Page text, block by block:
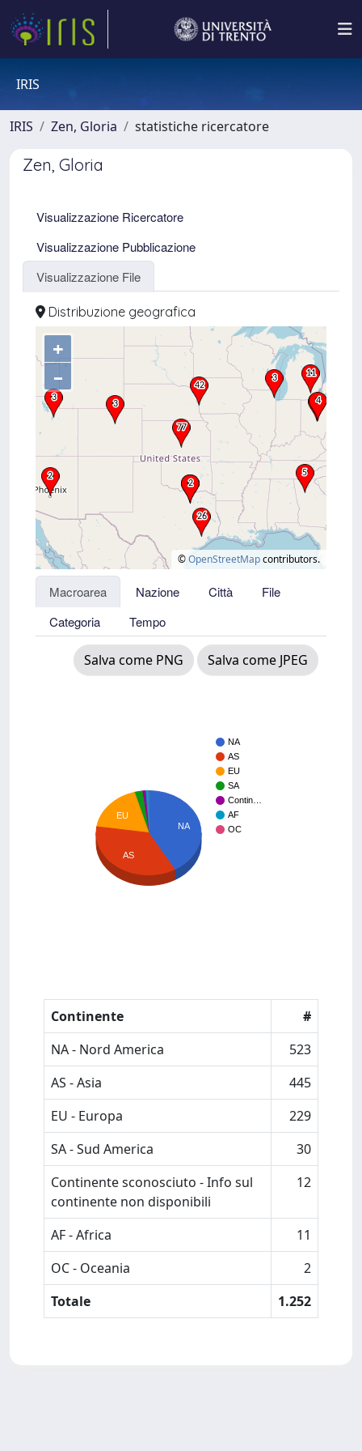
IRIS
IRIS Zen, Gloria statistiche ricercatore
Zen, Gloria
Visualizzazione Ricercatore
Visualizzazione Pubblicazione
Visualizzazione File
Distribuzione geografica
+
–
©OpenStreetMapcontributors.
Macroarea Nazione Città
File
Categoria
Tempo
Salva come PNG Salva come JPEG
NA
AS
EU
SA
Contin…
AF
OC
NA
EU
AS
Continente
#
NA - Nord America
523
AS - Asia
445
EU - Europa
229
SA - Sud America
30
Continente sconosciuto - Info sul
continente non disponibili
12
AF - Africa
11
OC - Oceania
2
Totale
1.252